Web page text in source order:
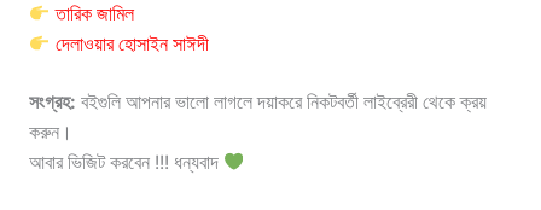
তারিক জামিল
দেলাওয়ার হোসাইন সাঈদী
সংগ্রহ: বইগুলি আপনার ভালো লাগলে দয়াকরে নিকটবর্তী লাইব্রেরী থেকে ক্রয়
করুন।
আবার ভিজিট করবেন !!! ধন্যবাদ